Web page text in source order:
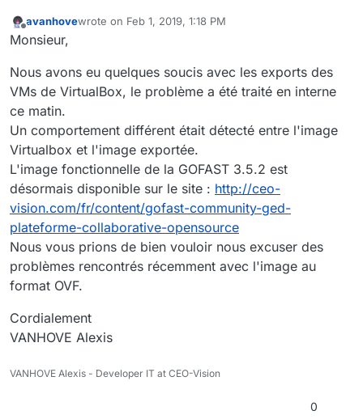
Offline
avanhovewrote on Feb 1, 2019, 1:18 PM
last edited by
Monsieur,
Nous avons eu quelques soucis avec les exports des
VMs de VirtualBox, le problème a été traité en interne
ce matin.
Un comportement différent était détecté entre l'image
Virtualbox et l'image exportée.
L'image fonctionnelle de la GOFAST 3.5.2 est
désormais disponible sur le site : http://ceo-
vision.com/fr/content/gofast-community-ged-
plateforme-collaborative-opensource
Nous vous prions de bien vouloir nous excuser des
problèmes rencontrés récemment avec l'image au
format OVF.
Cordialement
VANHOVE Alexis
VANHOVE Alexis - Developer IT at CEO-Vision
0